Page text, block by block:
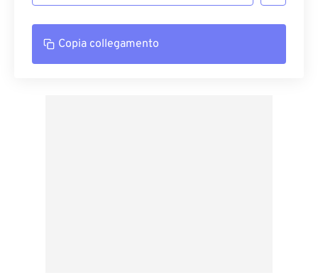
Copia collegamento